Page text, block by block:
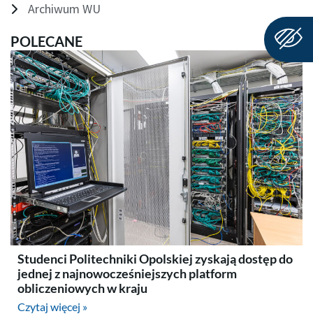
Archiwum WU
POLECANE
Studenci Politechniki Opolskiej zyskają dostęp do
jednej z najnowocześniejszych platform
obliczeniowych w kraju
Czytaj więcej »